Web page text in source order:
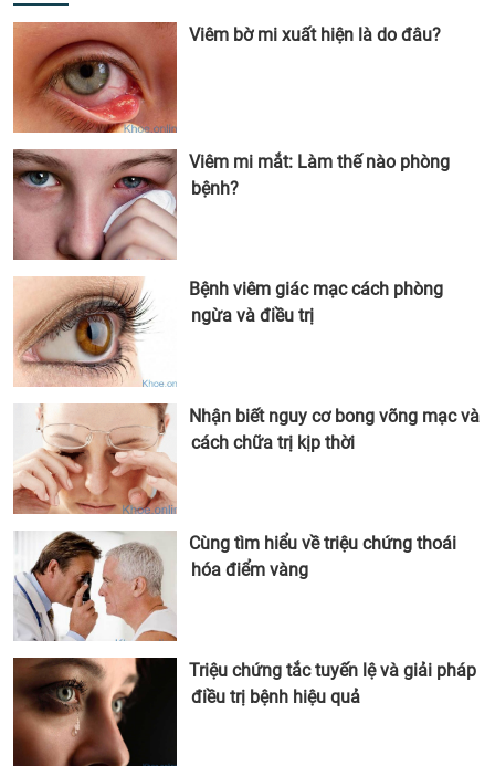
Viêm bờ mi xuất hiện là do đâu?
Viêm mi mắt: Làm thế nào phòng
bệnh?
Bệnh viêm giác mạc cách phòng
ngừa và điều trị
Nhận biết nguy cơ bong võng mạc và
cách chữa trị kịp thời
Cùng tìm hiểu về triệu chứng thoái
hóa điểm vàng
Triệu chứng tắc tuyến lệ và giải pháp
điều trị bệnh hiệu quả